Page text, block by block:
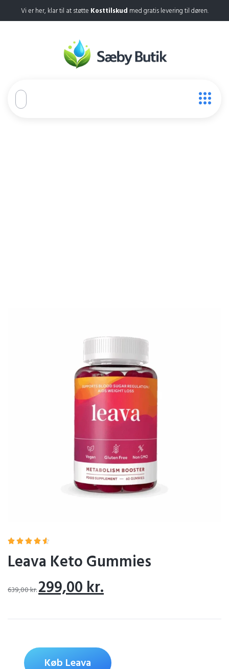
Vi er her, klar til at støtte Kosttilskud med gratis levering til døren.
    
Leava Keto Gummies
639,00kr.299,00kr.
Køb Leava